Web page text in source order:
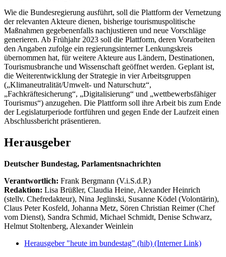
Wie die Bundesregierung ausführt, soll die Plattform der Vernetzung
der relevanten Akteure dienen, bisherige tourismuspolitische
Maßnahmen gegebenenfalls nachjustieren und neue Vorschläge
generieren. Ab Frühjahr 2023 soll die Plattform, deren Vorarbeiten
den Angaben zufolge ein regierungsinterner Lenkungskreis
übernommen hat, für weitere Akteure aus Ländern, Destinationen,
Tourismusbranche und Wissenschaft geöffnet werden. Geplant ist,
die Weiterentwicklung der Strategie in vier Arbeitsgruppen
(„Klimaneutralität/Umwelt- und Naturschutz“,
„Fachkräftesicherung“, „Digitalisierung“ und „wettbewerbsfähiger
Tourismus“) anzugehen. Die Plattform soll ihre Arbeit bis zum Ende
der Legislaturperiode fortführen und gegen Ende der Laufzeit einen
Abschlussbericht präsentieren.
Herausgeber
Deutscher Bundestag, Parlamentsnachrichten
Verantwortlich: Frank Bergmann (V.i.S.d.P.)
Redaktion: Lisa Brüßler, Claudia Heine, Alexander Heinrich
(stellv. Chefredakteur), Nina Jeglinski, Susanne Ködel (Volontärin),
Claus Peter Kosfeld, Johanna Metz, Sören Christian Reimer (Chef
vom Dienst), Sandra Schmid, Michael Schmidt, Denise Schwarz,
Helmut Stoltenberg, Alexander Weinlein
Herausgeber "heute im bundestag" (hib) (Interner Link)